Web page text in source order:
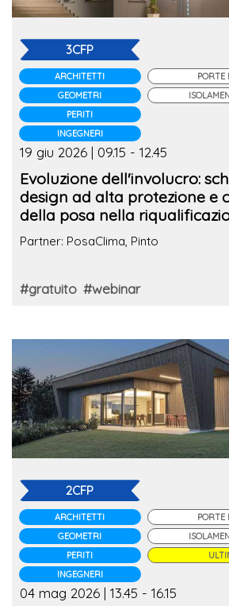
3CFP
ARCHITETTI
GEOMETRI
PERITI
INGEGNERI
PORTE
19 giu 2026 | 09.15 - 12.45
Evoluzione dell'involucro:
design ad alta protezione e
della posa nella
finestra
Partner: PosaClima, Pinto
#gratuito #webinar
2CFP
ARCHITETTI
GEOMETRI
PERITI
INGEGNERI
PORTE
04 mag 2026 | 13.45 - 16.15